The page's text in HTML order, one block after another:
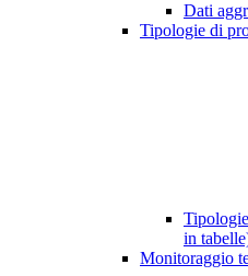
Dati
Tipologie di
in
Monitoraggio